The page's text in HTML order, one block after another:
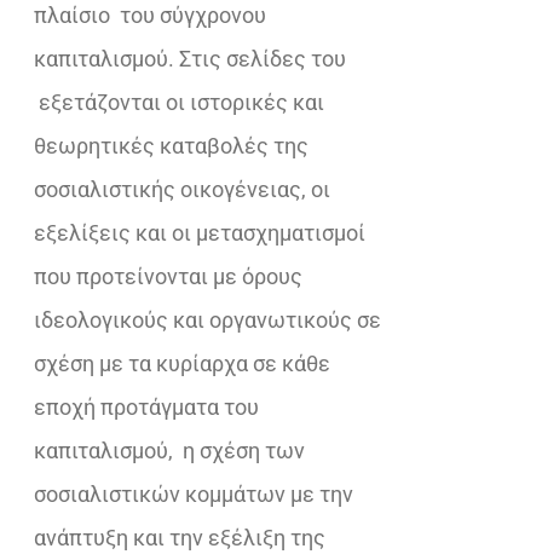
πλαίσιο του σύγχρονου
καπιταλισμού. Στις σελίδες του
εξετάζονται οι ιστορικές και
θεωρητικές καταβολές της
σοσιαλιστικής οικογένειας, οι
εξελίξεις και οι μετασχηματισμοί
που προτείνονται με όρους
ιδεολογικούς και οργανωτικούς σε
σχέση με τα κυρίαρχα σε κάθε
εποχή προτάγματα του
καπιταλισμού, η σχέση των
σοσιαλιστικών κομμάτων με την
ανάπτυξη και την εξέλιξη της